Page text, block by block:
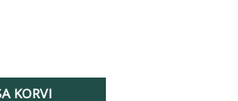
KORVI